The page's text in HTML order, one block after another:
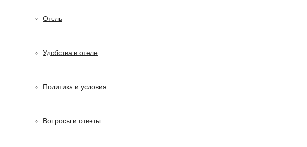
Отель
Удобства в отеле
Политика и условия
Вопросы и ответы